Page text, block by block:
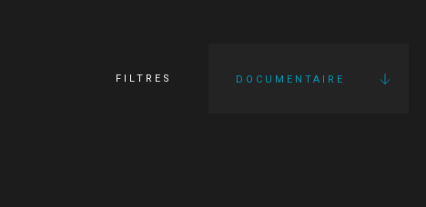
FILTRES DOCUMENTAIRE